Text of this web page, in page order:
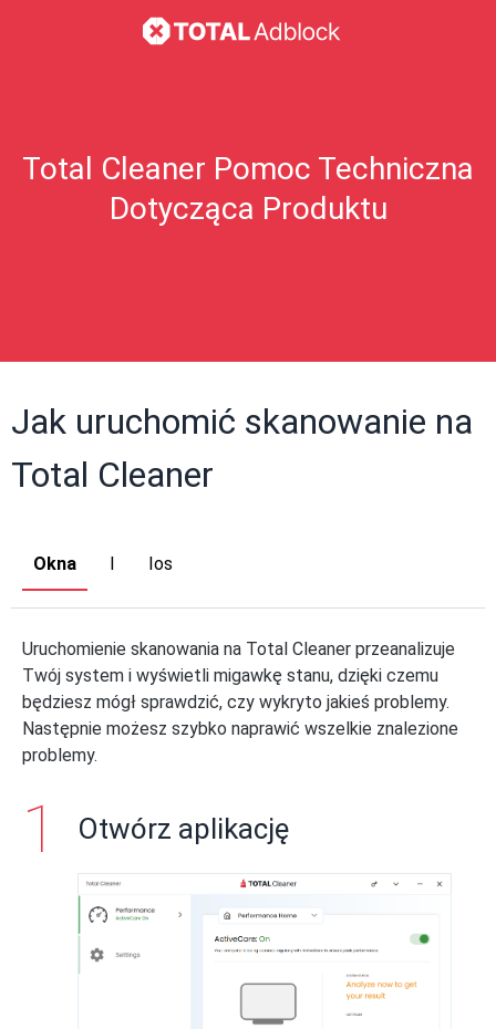
Total Cleaner Pomoc Techniczna
Dotycząca Produktu
Jak uruchomić skanowanie na
Total Cleaner
Okna I Ios
Uruchomienie skanowania na Total Cleaner przeanalizuje
Twój system i wyświetli migawkę stanu, dzięki czemu
będziesz mógł sprawdzić, czy wykryto jakieś problemy.
Następnie możesz szybko naprawić wszelkie znalezione
problemy.
Otwórz aplikację